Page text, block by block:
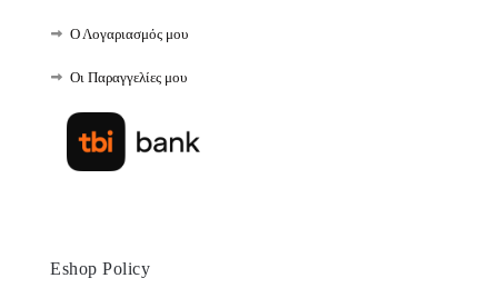
Ο Λογαριασμός μου
Οι Παραγγελίες μου
Eshop Policy